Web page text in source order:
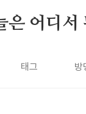
은 어디서
태그 방